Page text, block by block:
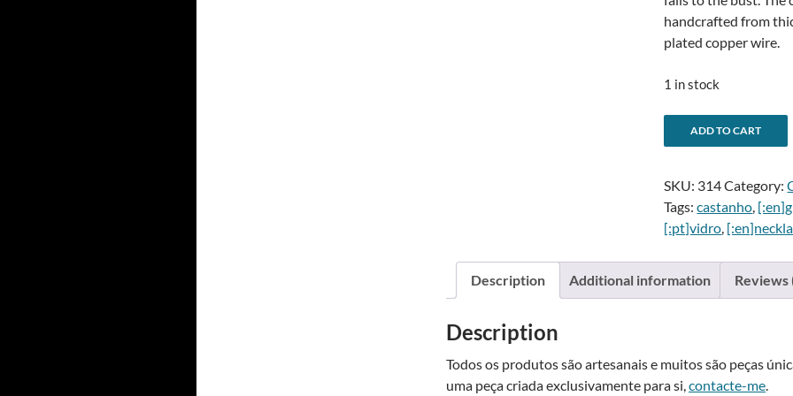
handcrafted from
plated copper wire.
1 in stock
Colar
castanho
3
fiadas
-
strand
brown
ADD TO CART
r
t
i
:
SKU: 314Category:
Tags:castanho,
[:pt]vidro,
Description Additional information Reviews
Description
Todos os produtos são artesanais e muitos são peças
uma peça criada exclusivamente para si, contacte-me